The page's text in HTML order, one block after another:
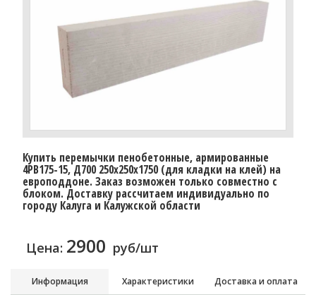
Купить перемычки пенобетонные, армированные
4PB175-15, Д700 250х250х1750 (для кладки на клей) на
европоддоне. Заказ возможен только совместно с
блоком. Доставку расcчитаем индивидуально по
городу Калуга и Калужской области
Цена: 2900 руб/шт
Информация Характеристики Доставка и оплата